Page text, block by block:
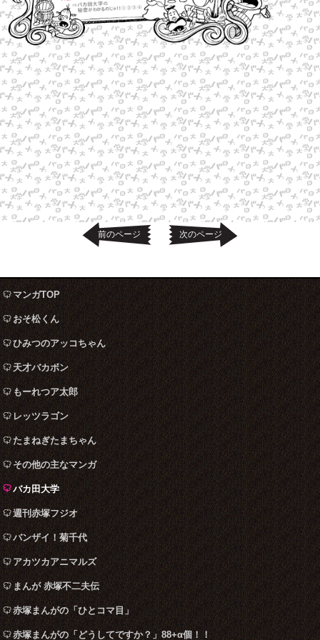
前のページ 次のページ
マンガTOP
おそ松くん
ひみつのアッコちゃん
天才バカボン
もーれつア太郎
レッツラゴン
たまねぎたまちゃん
その他の主なマンガ
バカ田大学
週刊赤塚フジオ
バンザイ！菊千代
アカツカアニマルズ
まんが 赤塚不二夫伝
赤塚まんがの「ひとコマ目」
赤塚まんがの「どうしてですか？」88+α個！！